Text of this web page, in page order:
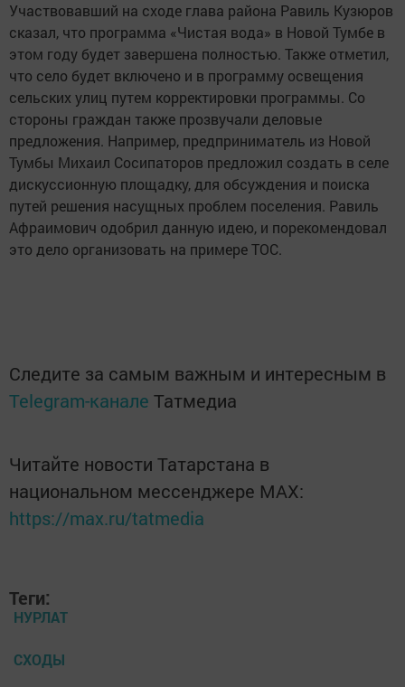
Участвовавший на сходе глава района Равиль Кузюров
сказал, что программа «Чистая вода» в Новой Тумбе в
этом году будет завершена полностью. Также отметил,
что село будет включено и в программу освещения
сельских улиц путем корректировки программы. Со
стороны граждан также прозвучали деловые
предложения. Например, предприниматель из Новой
Тумбы Михаил Сосипаторов предложил создать в селе
дискуссионную площадку, для обсуждения и поиска
путей решения насущных проблем поселения. Равиль
Афраимович одобрил данную идею, и порекомендовал
это дело организовать на примере ТОС.
Следите за самым важным и интересным в
Telegram-канале Татмедиа
Читайте новости Татарстана в
национальном мессенджере MАХ:
https://max.ru/tatmedia
Теги:
НУРЛАТ
СХОДЫ